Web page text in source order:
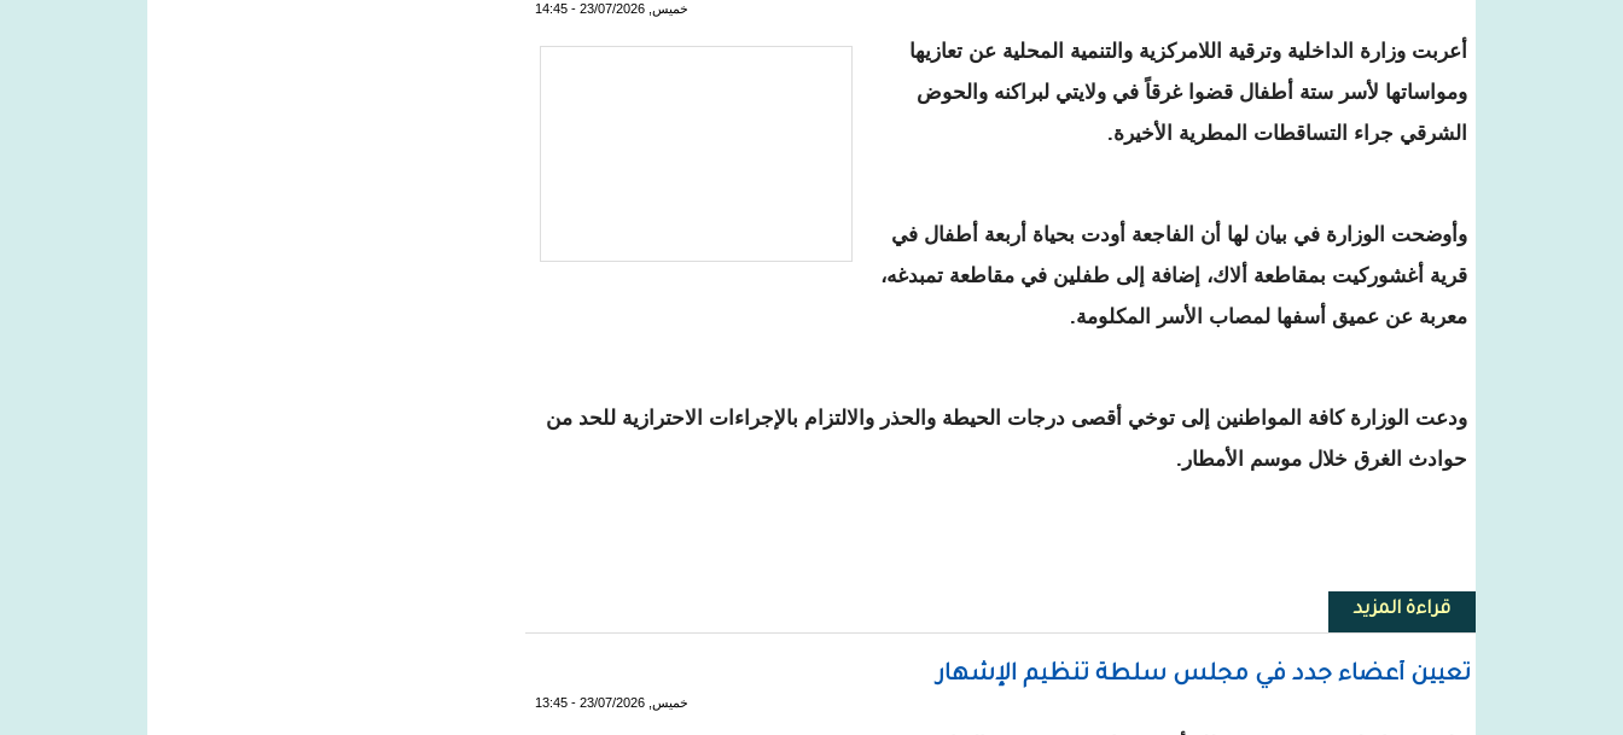
خميس, 23/07/2026 - 14:45
أعربت وزارة الداخلية وترقية اللامركزية والتنمية المحلية عن تعازيها
ومواساتها لأسر ستة أطفال قضوا غرقاً في ولايتي لبراكنه والحوض
الشرقي جراء التساقطات المطرية الأخيرة.
وأوضحت الوزارة في بيان لها أن الفاجعة أودت بحياة أربعة أطفال في
قرية أغشوركيت بمقاطعة ألاك، إضافة إلى طفلين في مقاطعة تمبدغه،
معربة عن عميق أسفها لمصاب الأسر المكلومة.
ودعت الوزارة كافة المواطنين إلى توخي أقصى درجات الحيطة والحذر والالتزام بالإجراءات الاحترازية للحد من
حوادث الغرق خلال موسم الأمطار.
قراءة المزيدحول وزارة الداخلية تعزي في وفاة 6 أطفال غرقاً وتدعو للالتزام بالإجراءات الاحترازية
تعيين أعضاء جدد في مجلس سلطة تنظيم الإشهار
خميس, 23/07/2026 - 13:45